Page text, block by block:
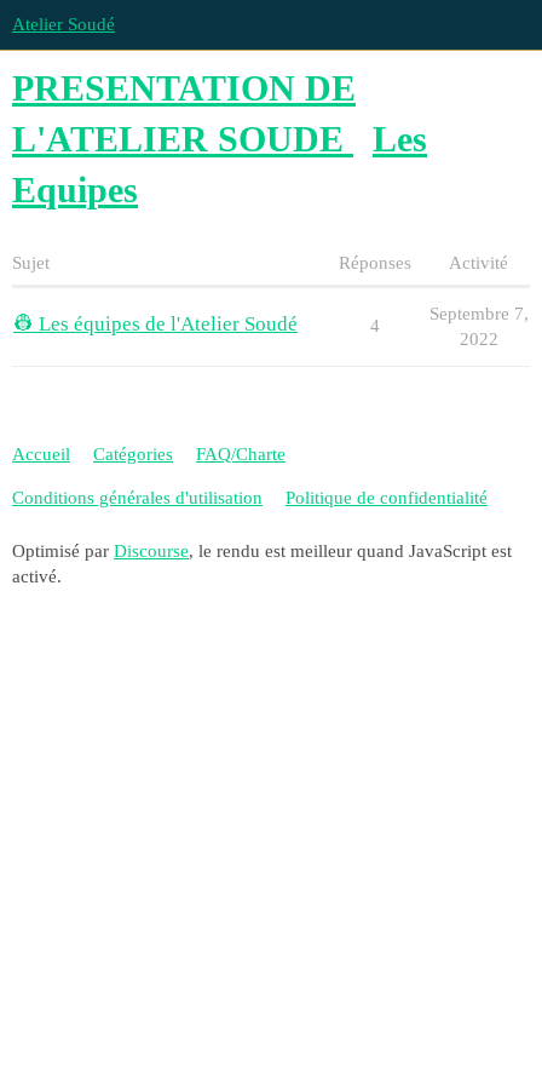
Atelier Soudé
PRESENTATION DE
L'ATELIER SOUDE
Les
Equipes
Sujet Réponses Activité
👷 Les équipes de l'Atelier Soudé 4
Septembre 7,
2022
Accueil Catégories FAQ/Charte
Conditions générales d'utilisation Politique de confidentialité
Optimisé par Discourse, le rendu est meilleur quand JavaScript est
activé.